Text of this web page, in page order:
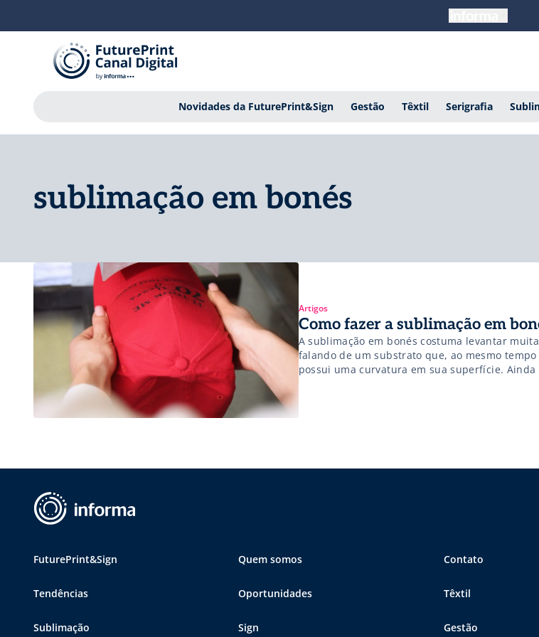
Novidades da FuturePrint&Sign Gestão Têxtil Serigrafia
sublimação em bonés
Artigos
Como fazer a sublimação em
A sublimação em bonés costuma levantar
falando de um substrato que, ao mesmo
possui uma curvatura em sua superfície. Ainda
FuturePrint&Sign Quem somos Contato
Tendências Oportunidades Têxtil
Sublimação Sign Gestão